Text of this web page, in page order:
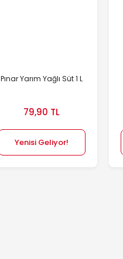
Pınar Yarım Yağlı Süt 1 L
79,90 TL
Yenisi Geliyor!